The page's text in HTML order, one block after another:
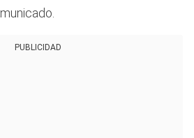
PUBLICIDAD